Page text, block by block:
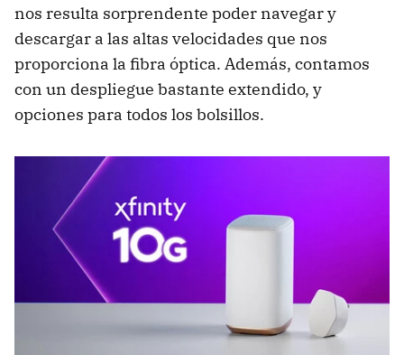
nos resulta sorprendente poder navegar y
descargar a las altas velocidades que nos
proporciona la fibra óptica. Además, contamos
con un despliegue bastante extendido, y
opciones para todos los bolsillos.